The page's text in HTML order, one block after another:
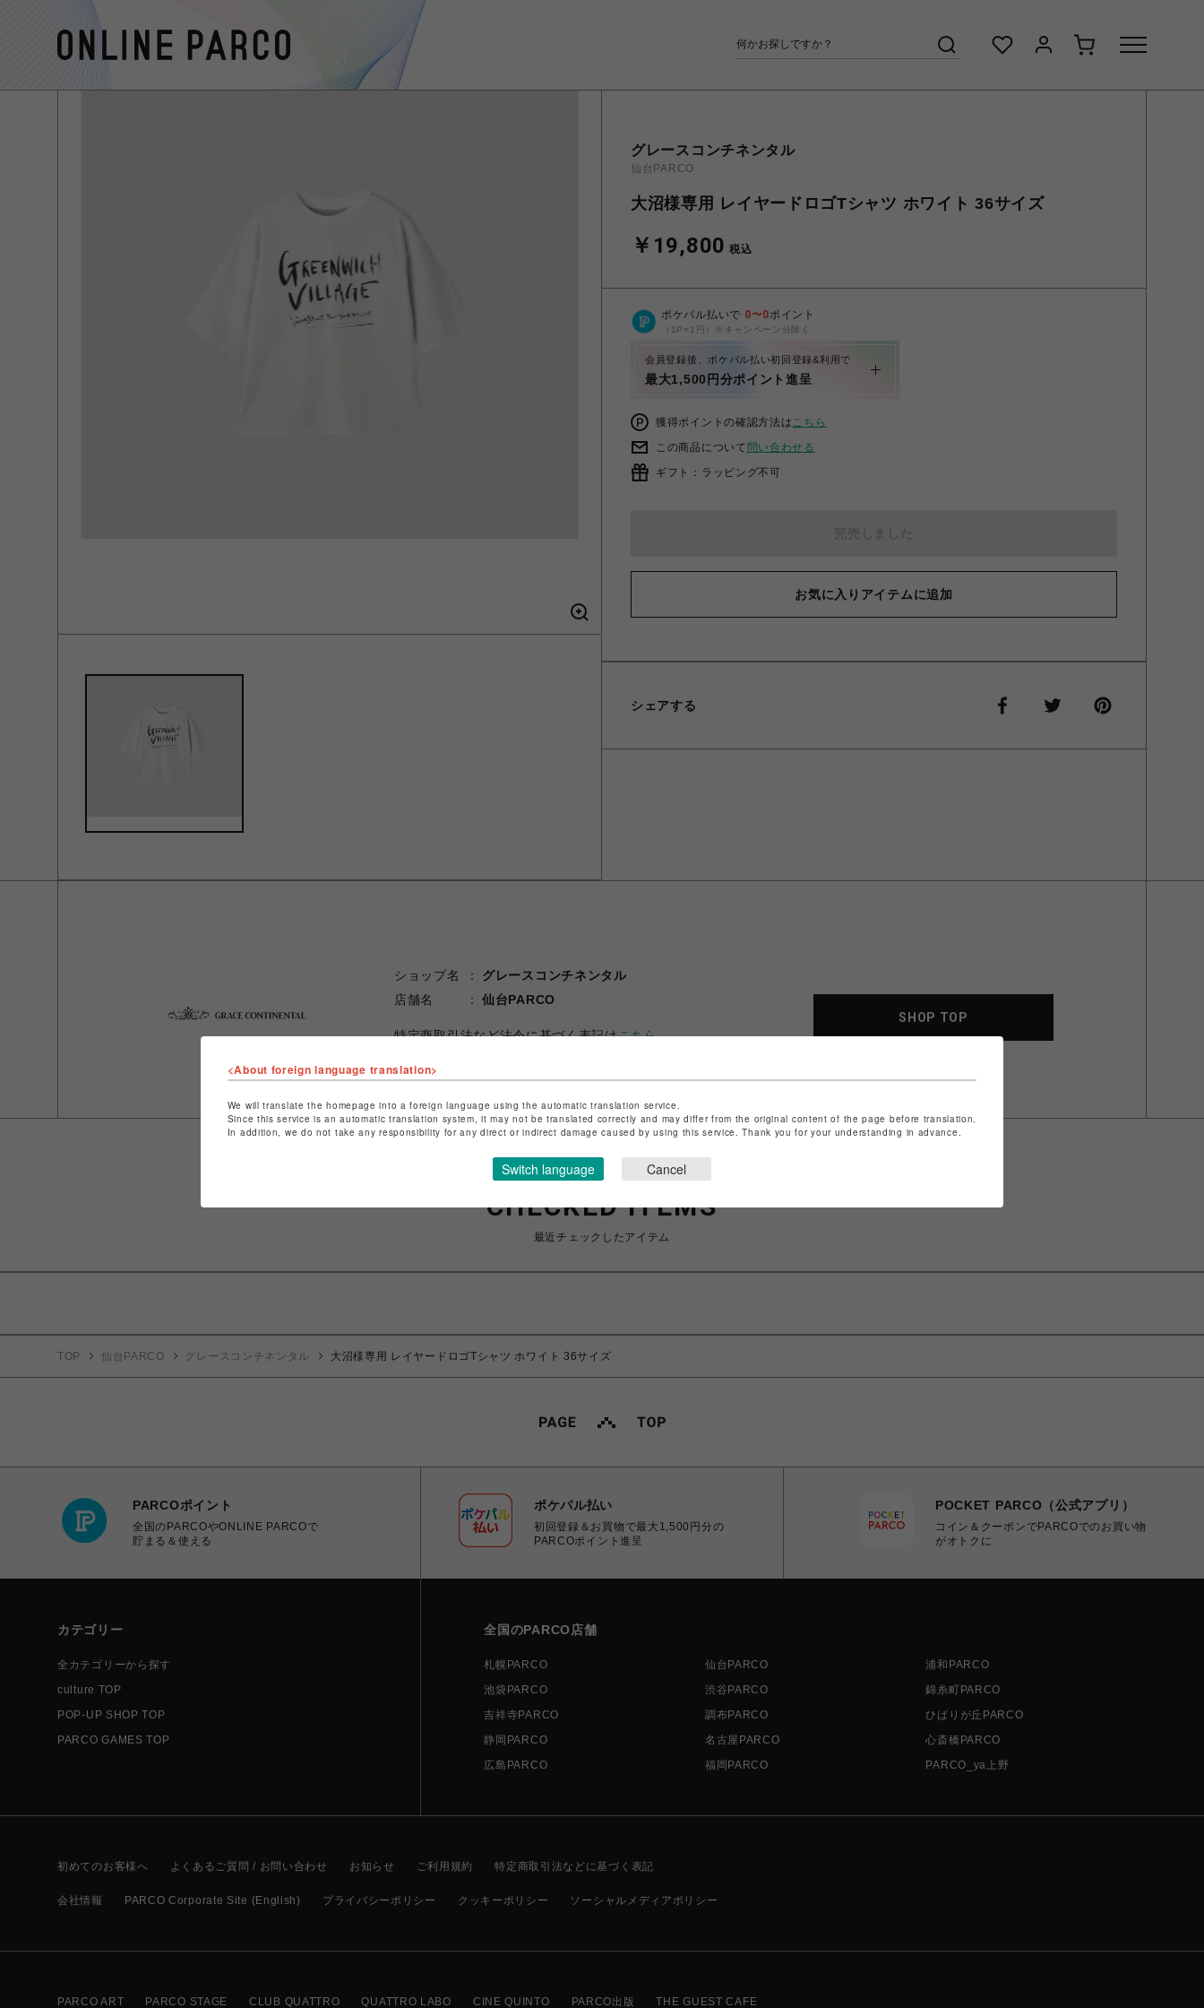
グレースコンチネンタル
仙台PARCO
大沼様専用 レイヤードロゴTシャツ ホワイト 36サイズ
￥19,800 税込
ポケパル払いで 0〜0ポイント
（1P=1円）※キャンペーン分除く
会員登録後、ポケパル払い初回登録&利用で
最大1,500円分ポイント進呈
獲得ポイントの確認方法はこちら
この商品について 問い合わせる
ギフト：ラッピング不可
お気に入りアイテムに追加
シェアする
ショップ名
グレースコンチネンタル
店舗名
仙台PARCO
特定商取引法など法令に基づく表記はこちら
SHOP TOP
CHECKED ITEMS
最近チェックしたアイテム
TOP 仙台PARCO グレースコンチネンタル 大沼様専用 レイヤードロゴTシャツ ホワイト 36サイズ
PARCOポイント
全国のPARCOやONLINE PARCOで
貯まる＆使える
ポケパル払い
初回登録＆お買物で最大1,500円分の
PARCOポイント進呈
POCKET PARCO（公式アプリ）
コイン＆クーポンでPARCOでのお買い物
がオトクに
カテゴリー
全カテゴリーから探す
culture TOP
POP-UP SHOP TOP
PARCO GAMES TOP
全国のPARCO店舗
札幌PARCO 仙台PARCO
浦和PARCO
池袋PARCO
渋谷PARCO
錦糸町PARCO
吉祥寺PARCO
調布PARCO
ひばりが丘PARCO
静岡PARCO
名古屋PARCO
心斎橋PARCO
広島PARCO
福岡PARCO PARCO_ya上野
初めてのお客様へ よくあるご質問 / お問い合わせ お知らせ ご利用規約 特定商取引法などに基づく表記
会社情報 PARCO Corporate Site (English) プライバシーポリシー クッキーポリシー ソーシャルメディアポリシー
PARCO ART PARCO STAGE CLUB QUATTRO QUATTRO LABO CINE QUINTO PARCO出版 THE GUEST CAFE
<About foreign language translation>
We will translate the homepage into a foreign language using the automatic translation service.
Since this service is an automatic translation system, it may not be translated correctly and may differ from the original content of the page before translation.
In addition, we do not take any responsibility for any direct or indirect damage caused by using this service. Thank you for your understanding in advance.
Switch language Cancel